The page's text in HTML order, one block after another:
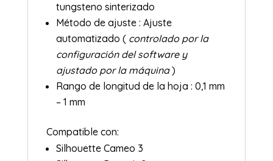
tungsteno sinterizado
Método de ajuste : Ajuste
automatizado ( controlado por la
configuración del software y
ajustado por la máquina)
Rango de longitud de la hoja : 0,1 mm
– 1 mm
Compatible con:
Silhouette Cameo 3